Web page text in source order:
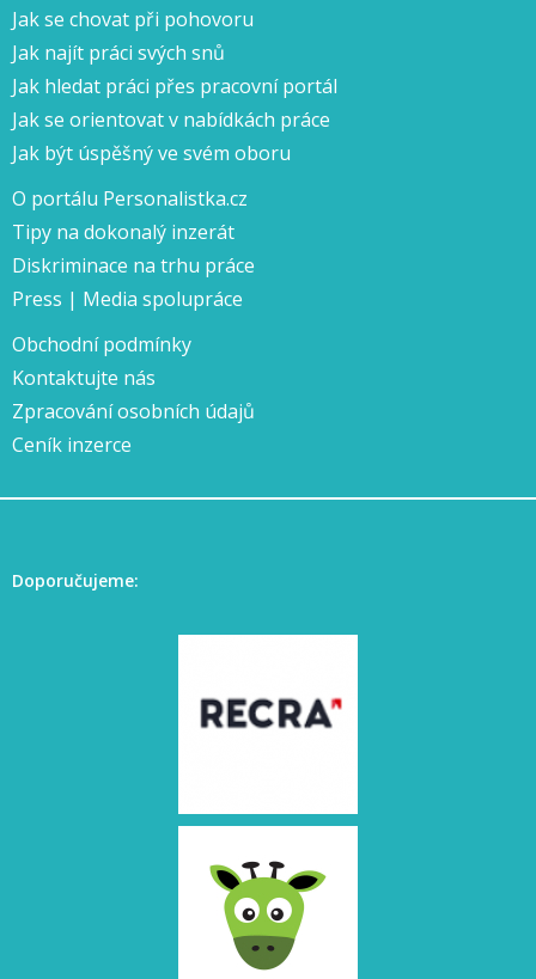
Jak se chovat při pohovoru
Jak najít práci svých snů
Jak hledat práci přes pracovní portál
Jak se orientovat v nabídkách práce
Jak být úspěšný ve svém oboru
O portálu Personalistka.cz
Tipy na dokonalý inzerát
Diskriminace na trhu práce
Press | Media spolupráce
Obchodní podmínky
Kontaktujte nás
Zpracování osobních údajů
Ceník inzerce
Doporučujeme: